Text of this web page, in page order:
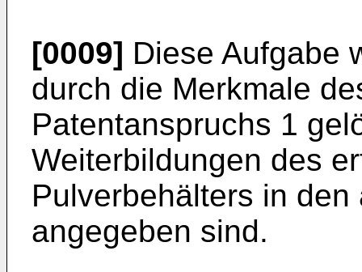
[0009] Diese Aufgabe
durch die Merkmale
Patentanspruchs 1
Weiterbildungen des
Pulverbehälters in
angegeben sind.